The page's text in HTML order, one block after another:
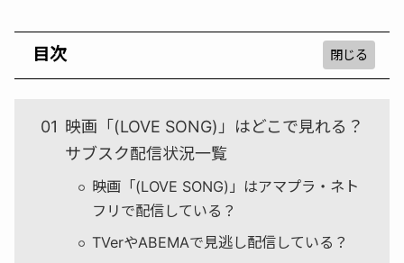
目次
映画「(LOVE SONG)」はどこで見れる？
サブスク配信状況一覧
映画「(LOVE SONG)」はアマプラ・ネト
フリで配信している？
TVerやABEMAで見逃し配信している？